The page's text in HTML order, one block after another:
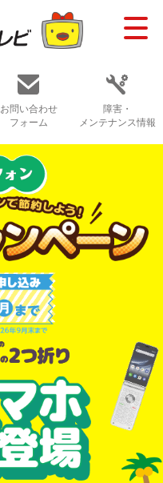
お問い合わせ
フォーム
障害・
メンテナンス情報